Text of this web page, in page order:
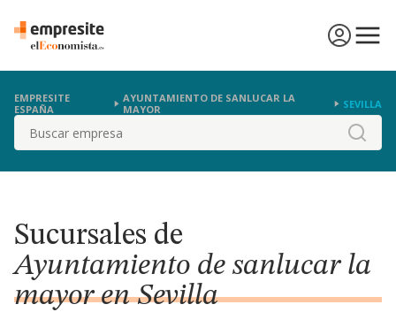
EMPRESITE
ESPAÑA
AYUNTAMIENTO DE SANLUCAR LA
MAYOR
SEVILLA
Buscar
Sucursales de
Ayuntamiento de sanlucar la
mayor en Sevilla